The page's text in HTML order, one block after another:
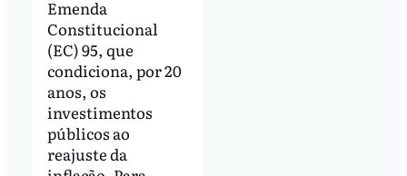
Emenda
Constitucional
(EC) 95, que
condiciona, por 20
anos, os
investimentos
públicos ao
reajuste da